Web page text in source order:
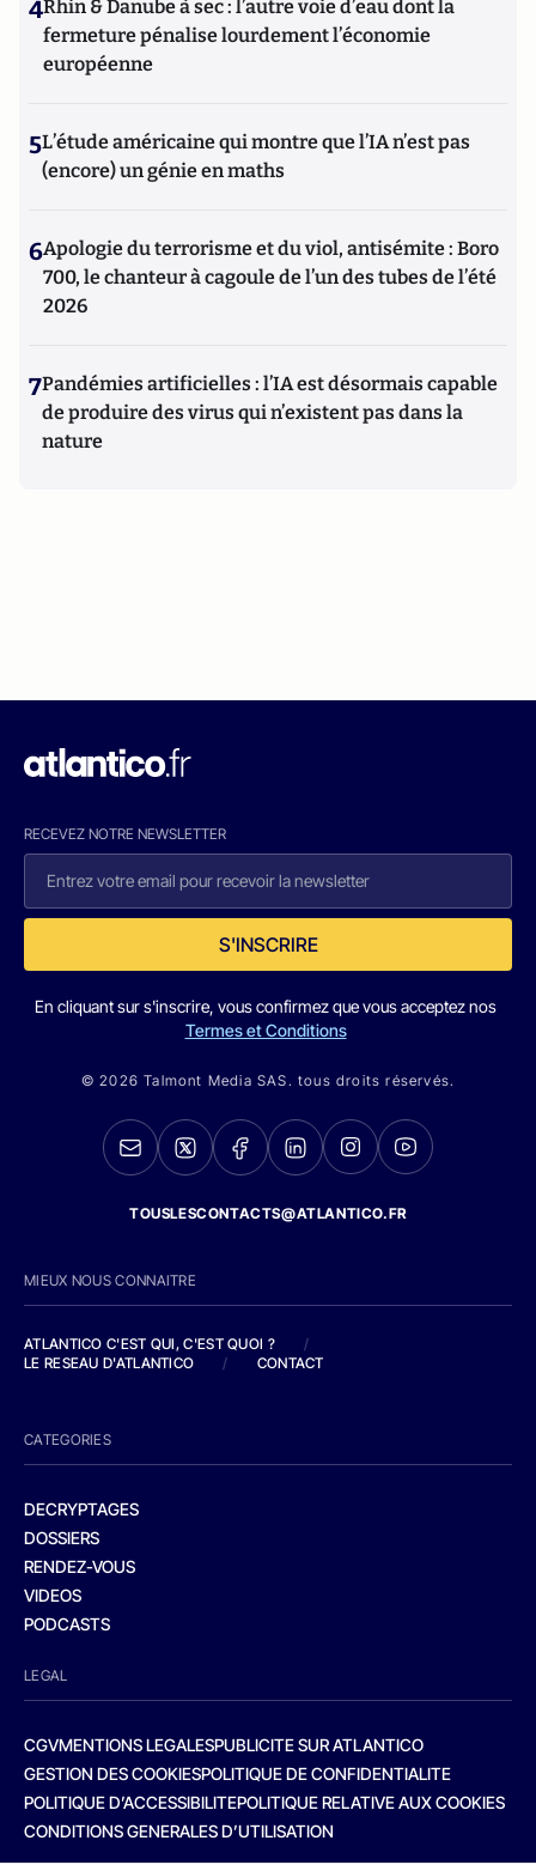
4Rhin & Danube à sec : l’autre voie d’eau dont la
fermeture pénalise lourdement l’économie
européenne
5L’étude américaine qui montre que l’IA n’est pas
(encore) un génie en maths
6Apologie du terrorisme et du viol, antisémite : Boro
700, le chanteur à cagoule de l’un des tubes de l’été
2026
7Pandémies artificielles : l’IA est désormais capable
de produire des virus qui n’existent pas dans la
nature
RECEVEZ NOTRE NEWSLETTER
S'INSCRIRE
En cliquant sur s'inscrire, vous confirmez que vous acceptez nos
Termes et Conditions
© 2026 Talmont Media SAS. tous droits réservés.
TOUSLESCONTACTS@ATLANTICO.FR
MIEUX NOUS CONNAITRE
ATLANTICO C'EST QUI, C'EST QUOI ?
/
LE RESEAU D'ATLANTICO
/ CONTACT
CATEGORIES
DECRYPTAGES
DOSSIERS
RENDEZ-VOUS
VIDEOS
PODCASTS
LEGAL
CGVMENTIONS LEGALESPUBLICITE SUR ATLANTICO
GESTION DES COOKIESPOLITIQUE DE CONFIDENTIALITE
POLITIQUE D’ACCESSIBILITEPOLITIQUE RELATIVE AUX COOKIES
CONDITIONS GENERALES D’UTILISATION